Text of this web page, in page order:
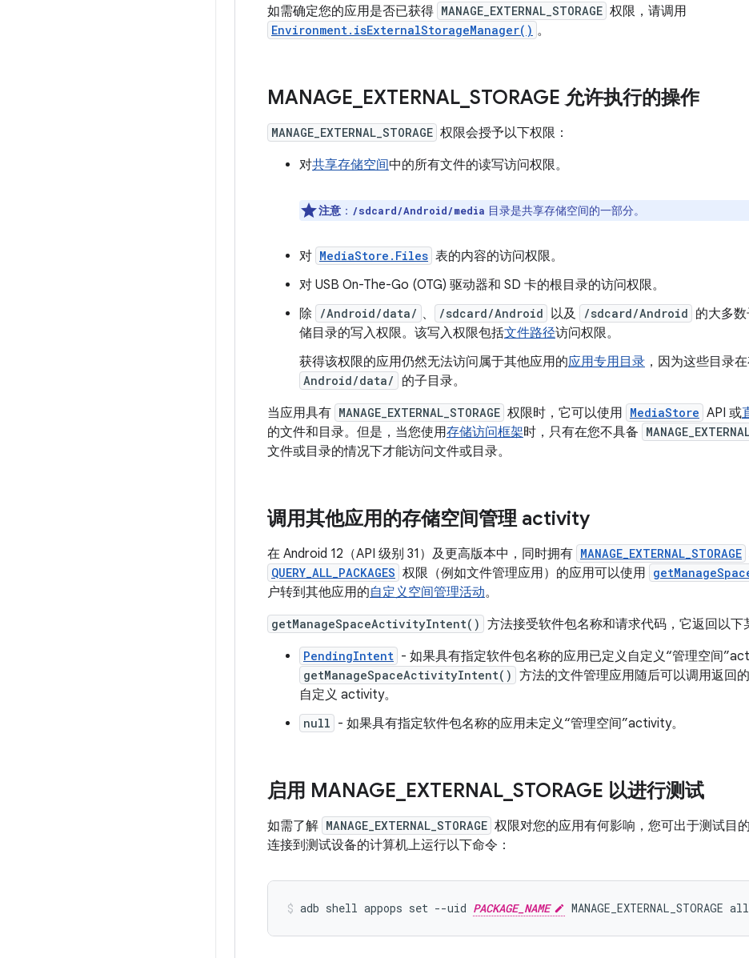
如需确定您的应用是否已获得 MANAGE_EXTERNAL_STORAGE 权限，请调用
Environment.isExternalStorageManager() 。
MANAGE EXTERNAL STORAGE 允许执行的操作
MANAGE_EXTERNAL_STORAGE 权限会授予以下权限：
对共享存储空间中的所有文件的读写访问权限。
注意 ： /sdcard/Android/media ⁠ 目录是共享存储空间的一部分。
对 MediaStore.Files 表的内容的访问权限。
对 USB On-The-Go (OTG) 驱动器和 SD 卡的根目录的访问权限。
除
/Android/data/ 、 /sdcard/Android 以及 /sdcard/Android 的大多
储目录的写入权限。该写入权限包括文件路径访问权限。
获得该权限的应用仍然无法访问属于其他应用的应用专用目录 ，因为这些目录
Android/data/
的子目录。
当应用具有 MANAGE_EXTERNAL_STORAGE 权限时，它可以使用 MediaStore API 或
的文件和目录。但是，当您使用存储访问框架时，只有在您不具备
文件或目录的情况下才能访问文件或目录。
调用其他应用的存储空间管理 activity
在 Android 12（API 级别 31）及更高版本中，同时拥有 MANAGE_EXTERNAL_STORAGE
QUERY_ALL_PACKAGES 权限（例如文件管理应用）的应用可以使用
户转到其他应用的自定义空间管理活动。
getManageSpaceActivityIntent() 方法接受软件包名称和请求代码，它返回以下
PendingIntent - 如果具有指定软件包名称的应用已定义自定义“管理空间
getManageSpaceActivityIntent() 方法的文件管理应用随后可以调用返回
自定义 activity。
null - 如果具有指定软件包名称的应用未定义“管理空间”activity。
启用 MANAGE EXTERNAL STORAGE 以进行测试
如需了解 MANAGE_EXTERNAL_STORAGE 权限对您的应用有何影响，您可出于测试目
连接到测试设备的计算机上运行以下命令：
adb shell appops set --uid PACKAGE_NAME